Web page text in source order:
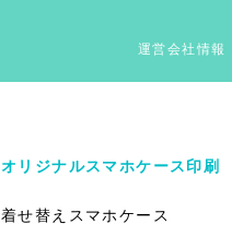
運営会社情報
オリジナルスマホケース印刷
着せ替えスマホケース